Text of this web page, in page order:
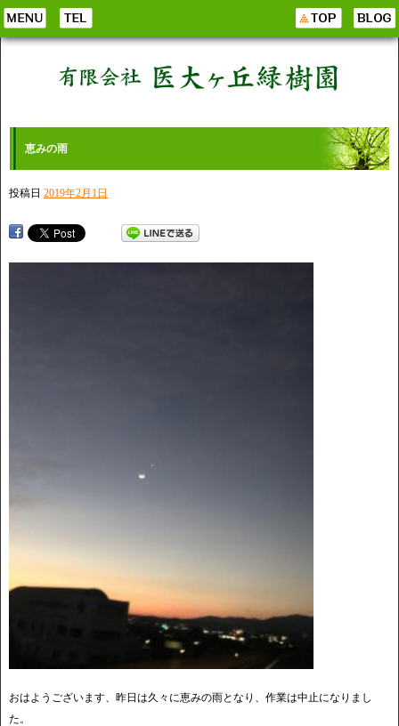
恵みの雨
投稿日 2019年2月1日
おはようございます、昨日は久々に恵みの雨となり、作業は中止になりまし
た。